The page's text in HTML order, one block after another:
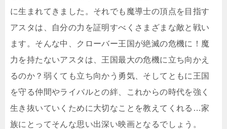
に生まれてきました。それでも魔導士の頂点を目指す
アスタは、自分の力を証明すべくさまざまな敵と戦い
ます。そんな中、クローバー王国が絶滅の危機に！魔
力を持たないアスタは、王国最大の危機に立ち向かえ
るのか？弱くても立ち向かう勇気、そしてともに王国
を守る仲間やライバルとの絆、これからの時代を強く
生き抜いていくために大切なことを教えてくれる…家
族にとってそんな思い出深い映画となるでしょう。